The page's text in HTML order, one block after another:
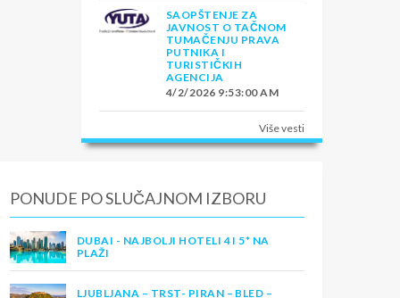
SAOPŠTENJE ZA
JAVNOST O TAČNOM
TUMAČENJU PRAVA
PUTNIKA I
TURISTIČKIH
AGENCIJA
4/2/2026 9:53:00 AM
Više vesti
PONUDE PO SLUČAJNOM IZBORU
DUBAI - NAJBOLJI HOTELI 4 I 5* NA
PLAŽI
LJUBLJANA – TRST- PIRAN – BLED –